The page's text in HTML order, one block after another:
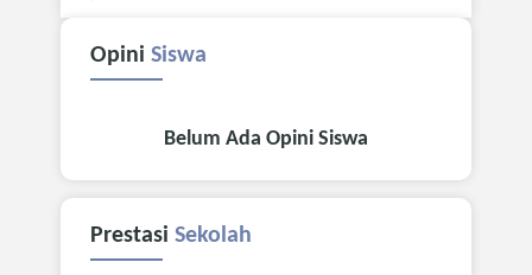
Opini Siswa
Belum Ada Opini Siswa
Prestasi Sekolah